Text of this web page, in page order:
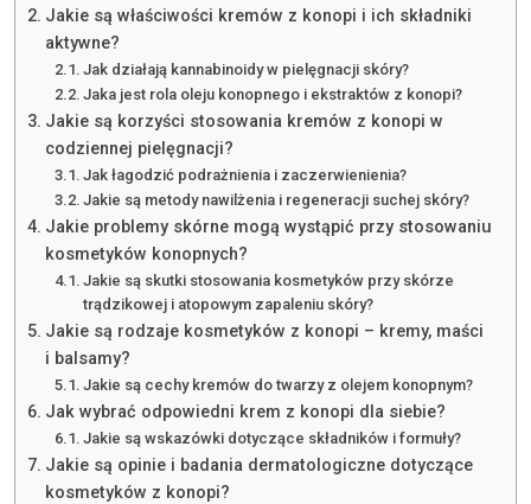
Jakie są właściwości kremów z konopi i ich składniki
aktywne?
Jak działają kannabinoidy w pielęgnacji skóry?
Jaka jest rola oleju konopnego i ekstraktów z konopi?
Jakie są korzyści stosowania kremów z konopi w
codziennej pielęgnacji?
Jak łagodzić podrażnienia i zaczerwienienia?
Jakie są metody nawilżenia i regeneracji suchej skóry?
Jakie problemy skórne mogą wystąpić przy stosowaniu
kosmetyków konopnych?
Jakie są skutki stosowania kosmetyków przy skórze
trądzikowej i atopowym zapaleniu skóry?
Jakie są rodzaje kosmetyków z konopi – kremy, maści
i balsamy?
Jakie są cechy kremów do twarzy z olejem konopnym?
Jak wybrać odpowiedni krem z konopi dla siebie?
Jakie są wskazówki dotyczące składników i formuły?
Jakie są opinie i badania dermatologiczne dotyczące
kosmetyków z konopi?